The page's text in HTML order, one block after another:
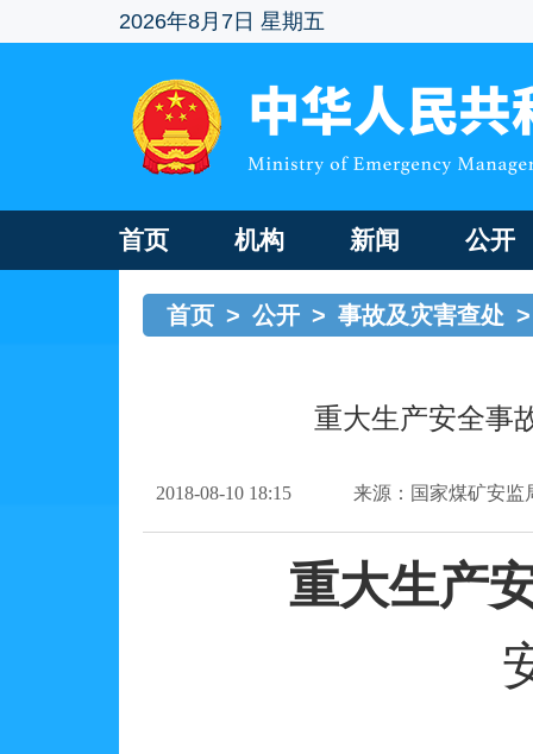
2026年8月7日 星期五
首页 机构 新闻 公开
首页 > 公开 > 事故及灾害查处 >
重大生产安全事
2018-08-10 18:15 来源：国家煤矿安监
重大生产